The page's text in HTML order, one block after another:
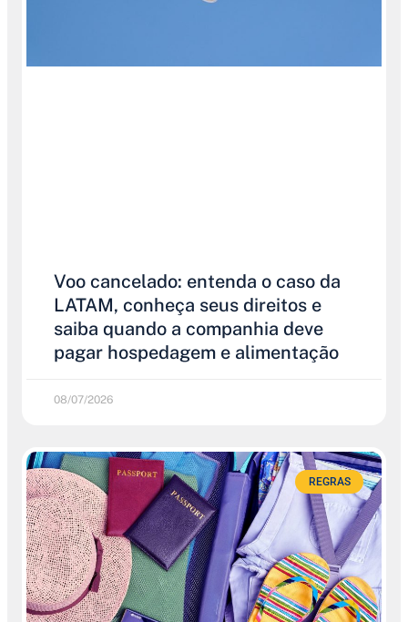
Voo cancelado: entenda o caso da
LATAM, conheça seus direitos e
saiba quando a companhia deve
pagar hospedagem e alimentação
08/07/2026
REGRAS